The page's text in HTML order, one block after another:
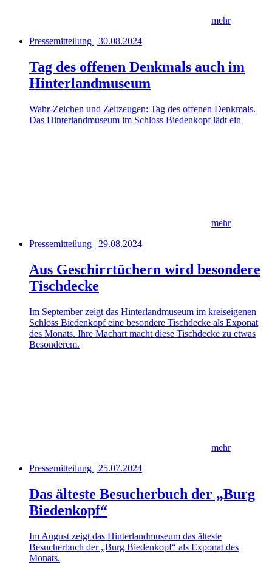
mehr
Pressemitteilung | 30.08.2024
Tag des offenen Denkmals auch im
Hinterlandmuseum
Wahr-Zeichen und Zeitzeugen: Tag des offenen Denkmals.
Das Hinterlandmuseum im Schloss Biedenkopf lädt ein
mehr
Pressemitteilung | 29.08.2024
Aus Geschirrtüchern wird besondere
Tischdecke
Im September zeigt das Hinterlandmuseum im kreiseigenen
Schloss Biedenkopf eine besondere Tischdecke als Exponat
des Monats. Ihre Machart macht diese Tischdecke zu etwas
Besonderem.
mehr
Pressemitteilung | 25.07.2024
Das älteste Besucherbuch der „Burg
Biedenkopf“
Im August zeigt das Hinterlandmuseum das älteste
Besucherbuch der „Burg Biedenkopf“ als Exponat des
Monats.